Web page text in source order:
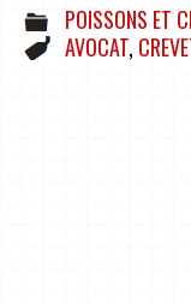
POISSONS ET
AVOCAT,